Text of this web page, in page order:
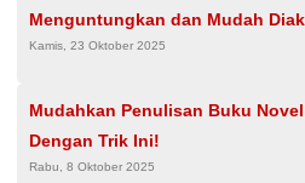
Menguntungkan dan Mudah
Kamis, 23 Oktober 2025
Mudahkan Penulisan Buku
Dengan Trik Ini!
Rabu, 8 Oktober 2025